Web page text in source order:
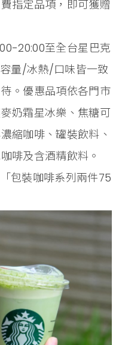
指定品項，即可獲贈
20:00至全台星巴克
量/冰熱/口味皆一致
。優惠品項依各門市
奶霜星冰樂、焦糖可
縮咖啡、罐裝飲料、
啡及含酒精飲料。
包裝咖啡系列兩件75